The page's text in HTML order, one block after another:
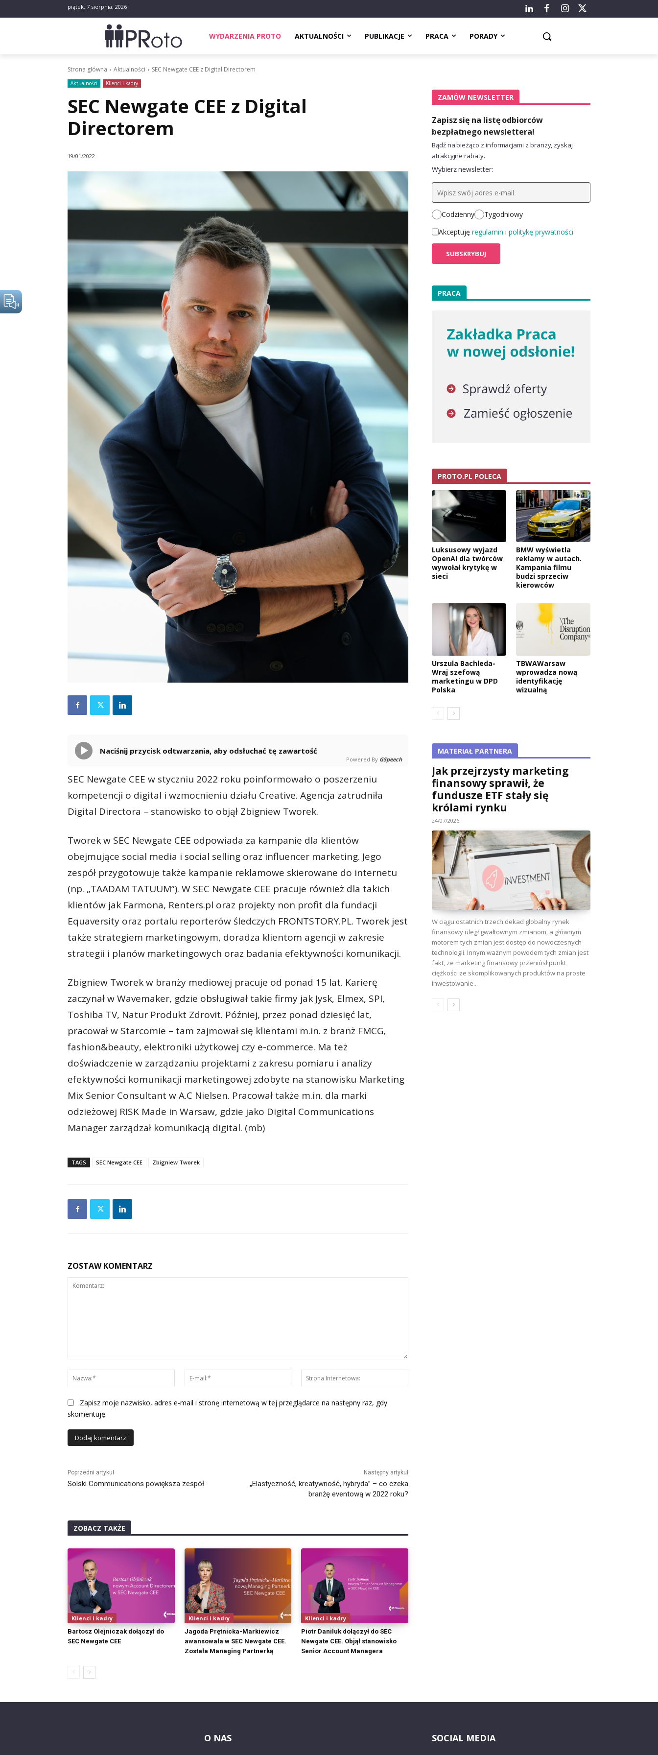
piątek, 7 sierpnia, 2026
WYDARZENIA PROTO AKTUALNOŚCI PUBLIKACJE PRACA PORADY
Strona główna Aktualności SEC Newgate CEE z Digital Directorem
Aktualności Klienci i kadry
SEC Newgate CEE z Digital
Directorem
19/01/2022
Naciśnij przycisk odtwarzania, aby odsłuchać tę zawartość
Powered By GSpeech
SEC Newgate CEE w styczniu 2022 roku poinformowało o poszerzeniu
kompetencji o digital i wzmocnieniu działu Creative. Agencja zatrudniła
Digital Directora – stanowisko to objął Zbigniew Tworek.
Tworek w SEC Newgate CEE odpowiada za kampanie dla klientów
obejmujące social media i social selling oraz influencer marketing. Jego
zespół przygotowuje także kampanie reklamowe skierowane do internetu
(np. „TAADAM TATUUM”). W SEC Newgate CEE pracuje również dla takich
klientów jak Farmona, Renters.pl oraz projekty non profit dla fundacji
Equaversity oraz portalu reporterów śledczych FRONTSTORY.PL. Tworek jest
także strategiem marketingowym, doradza klientom agencji w zakresie
strategii i planów marketingowych oraz badania efektywności komunikacji.
Zbigniew Tworek w branży mediowej pracuje od ponad 15 lat. Karierę
zaczynał w Wavemaker, gdzie obsługiwał takie firmy jak Jysk, Elmex, SPI,
Toshiba TV, Natur Produkt Zdrovit. Później, przez ponad dziesięć lat,
pracował w Starcomie – tam zajmował się klientami m.in. z branż FMCG,
fashion&beauty, elektroniki użytkowej czy e-commerce. Ma też
doświadczenie w zarządzaniu projektami z zakresu pomiaru i analizy
efektywności komunikacji marketingowej zdobyte na stanowisku Marketing
Mix Senior Consultant w A.C Nielsen. Pracował także m.in. dla marki
odzieżowej RISK Made in Warsaw, gdzie jako Digital Communications
Manager zarządzał komunikacją digital. (mb)
TAGS SEC Newgate CEE Zbigniew Tworek
ZOSTAW KOMENTARZ
Nazwa:*
mail:*
Internetowa:
Zapisz moje nazwisko, adres e-mail i stronę internetową w tej przeglądarce na następny raz, gdy
skomentuję.
Poprzedni artykuł
Solski Communications powiększa zespół
Następny artykuł
„Elastyczność, kreatywność, hybryda” – co czeka
branżę eventową w 2022 roku?
ZOBACZ TAKŻE
Klienci i kadry
Bartosz Olejniczak dołączył do
SEC Newgate CEE
Klienci i kadry
Jagoda Prętnicka-Markiewicz
awansowała w SEC Newgate CEE.
Została Managing Partnerką
Klienci i kadry
Piotr Daniluk dołączył do SEC
Newgate CEE. Objął stanowisko
Senior Account Managera
ZAMÓW NEWSLETTER
Zapisz się na listę odbiorców
bezpłatnego newslettera!
Bądź na bieżąco z informacjami z branży, zyskaj
atrakcyjne rabaty.
Wybierz newsletter:
Codzienny
Tygodniowy
Akceptuję regulamin i politykę prywatności
PRACA
PROTO.PL POLECA
Luksusowy wyjazd
OpenAI dla twórców
wywołał krytykę w
sieci
BMW wyświetla
reklamy w autach.
Kampania filmu
budzi sprzeciw
kierowców
Urszula Bachleda-
Wraj szefową
marketingu w DPD
Polska
TBWAWarsaw
wprowadza nową
identyfikację
wizualną
MATERIAŁ PARTNERA
Jak przejrzysty marketing
finansowy sprawił, że
fundusze ETF stały się
królami rynku
24/07/2026
W ciągu ostatnich trzech dekad globalny rynek
finansowy uległ gwałtownym zmianom, a głównym
motorem tych zmian jest dostęp do nowoczesnych
technologii. Innym ważnym powodem tych zmian jest
fakt, że marketing finansowy przeniósł punkt
ciężkości ze skomplikowanych produktów na proste
inwestowanie...
O NAS SOCIAL MEDIA